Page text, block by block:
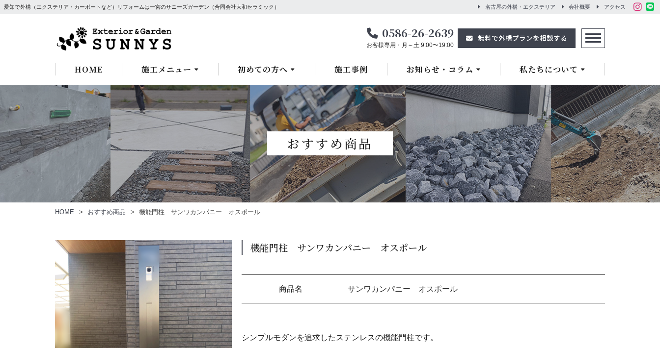
愛知で外構（エクステリア・カーポートなど）リフォームは一宮のサニーズガーデン（合同会社大和セラミック） 名古屋の外構・エクステリア 会社概要 アクセス
0586-26-2639
お客様専用・月～土 9:00〜19:00
無料で外構プランを相談する
HOME 施工メニュー 初めての方へ 施工事例 お知らせ・コラム 私たちについて
おすすめ商品
HOME おすすめ商品 機能門柱 サンワカンパニー オスポール
機能門柱 サンワカンパニー オスポール
商品名 サンワカンパニー オスポール
シンプルモダンを追求したステンレスの機能門柱です。